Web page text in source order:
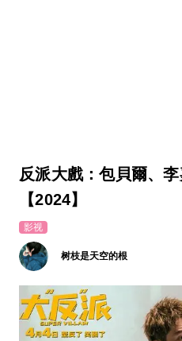
反派大戲：包貝爾、
【2024】
影视
树枝是天空的根